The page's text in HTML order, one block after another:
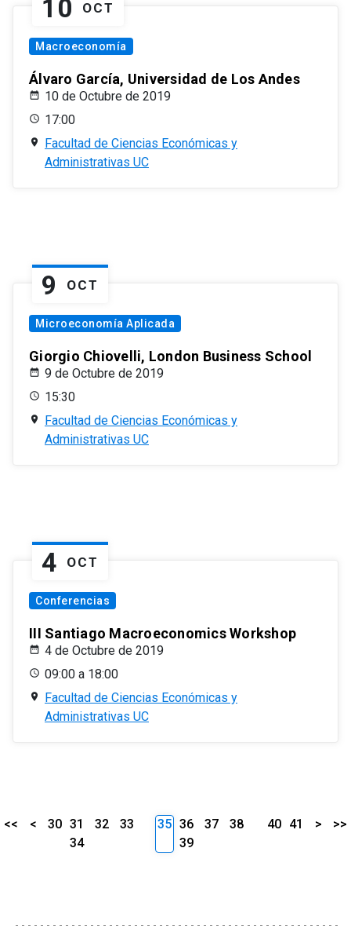
10 OCT
Macroeconomía
Álvaro García, Universidad de Los Andes
10 de Octubre de 2019
17:00
Facultad de Ciencias Económicas y
Administrativas UC
9 OCT
Microeconomía Aplicada
Giorgio Chiovelli, London Business School
9 de Octubre de 2019
15:30
Facultad de Ciencias Económicas y
Administrativas UC
4 OCT
Conferencias
III Santiago Macroeconomics Workshop
4 de Octubre de 2019
09:00 a 18:00
Facultad de Ciencias Económicas y
Administrativas UC
<< < 30 31 32
33
34
35 36 37
38
39
40 41 > >>